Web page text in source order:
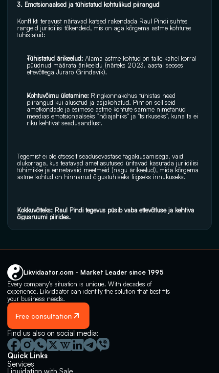
3. Emotsionaalsed ja tühistatud kohtulikud piirangud
Konflikti teravust näitavad katsed rakendada Raul Pindi suhtes
rangeid juriidilisi tõkendeid, mis on aga kõrgema astme kohtutes
tühistatud:
Tühistatud ärikeelud: Alama astme kohtud on talle kahel korral
püüdnud määrata ärikeeldu (näiteks 2023. aastal seoses
ettevõttega Juraro Grindavik).
Kohtuvõimu ületamine: Ringkonnakohus tühistas need
piirangud kui alusetud ja asjakohatud. Pint on selliseid
ametkondade ja esimese astme kohtute samme nimetanud
meedias emotsionaalseks "nõiajahiks" ja "tsirkuseks", kuna ta ei
riku kehtivat seadusandlust.
Tegemist ei ole otseselt seadusevastase tagakiusamisega, vaid
olukorraga, kus teatavad ametiasutused üritavad kasutada juriidilisi
tühimikke ja ennetavaid meetmeid (nagu ärikeelud), mida kõrgema
astme kohtud on hinnanud õigustühiseks liigseks innukuseks.
Kokkuvõtteks: Raul Pindi tegevus püsib vaba ettevõtluse ja kehtiva
õigusruumi piirides.
Likvidaator.com - Market Leader since 1995
Every company’s situation is unique. With decades of
experience, Likvidaator can identify the solution that best fits
your business needs.
Free consultation
Find us also on social media:
Quick Links
Services